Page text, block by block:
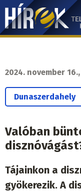
Ugrás
tartalomra
Hírek.sk
2024. november
Dunaszerdahely
Valóban
Tájainkon a
gyökerezik. A